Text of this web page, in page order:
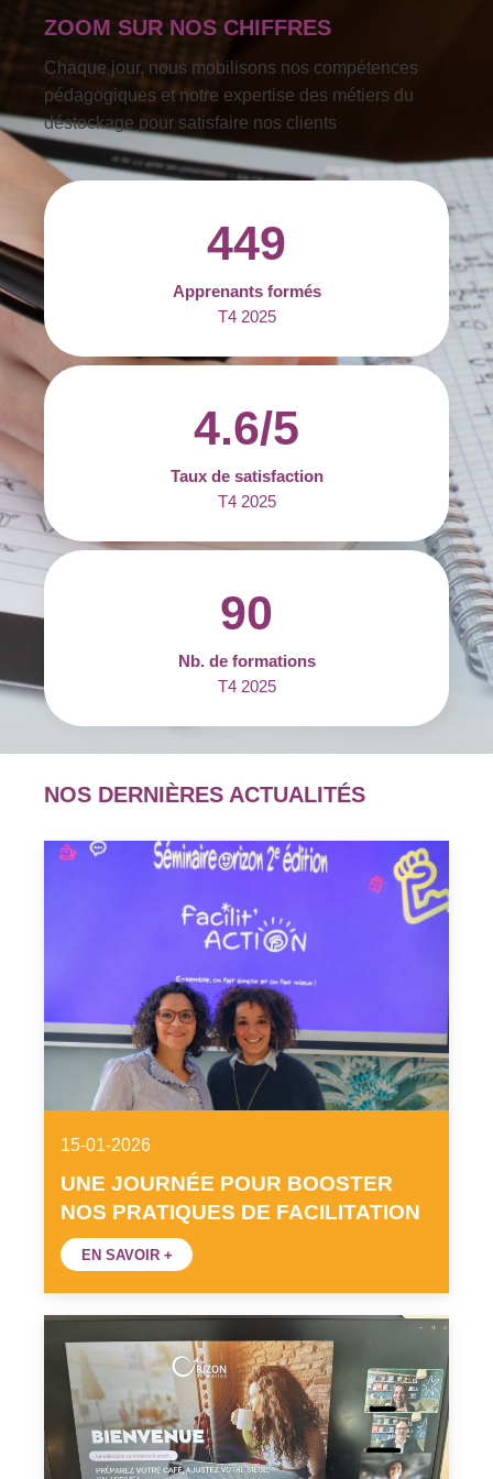
ZOOM SUR NOS CHIFFRES
Chaque jour, nous mobilisons nos compétences
pédagogiques et notre expertise des métiers du
déstockage pour satisfaire nos clients
449
Apprenants formés
T4 2025
4.6/5
Taux de satisfaction
T4 2025
90
Nb. de formations
T4 2025
NOS DERNIÈRES ACTUALITÉS
15-01-2026
UNE JOURNÉE POUR BOOSTER
NOS PRATIQUES DE FACILITATION
EN SAVOIR +